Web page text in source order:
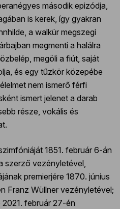
második epizódja,
is kerek, így gyakran
a walkür megszegi
megmenti a halálra
megöli a fiút, saját
és egy tűzkör közepébe
nem ismerő férfi
ismert jelenet a darab
része, vokális és
1851. február 6-án
szerző vezényletével,
premierjére 1870. június
Franz Wüllner vezényletével;
február 27-én